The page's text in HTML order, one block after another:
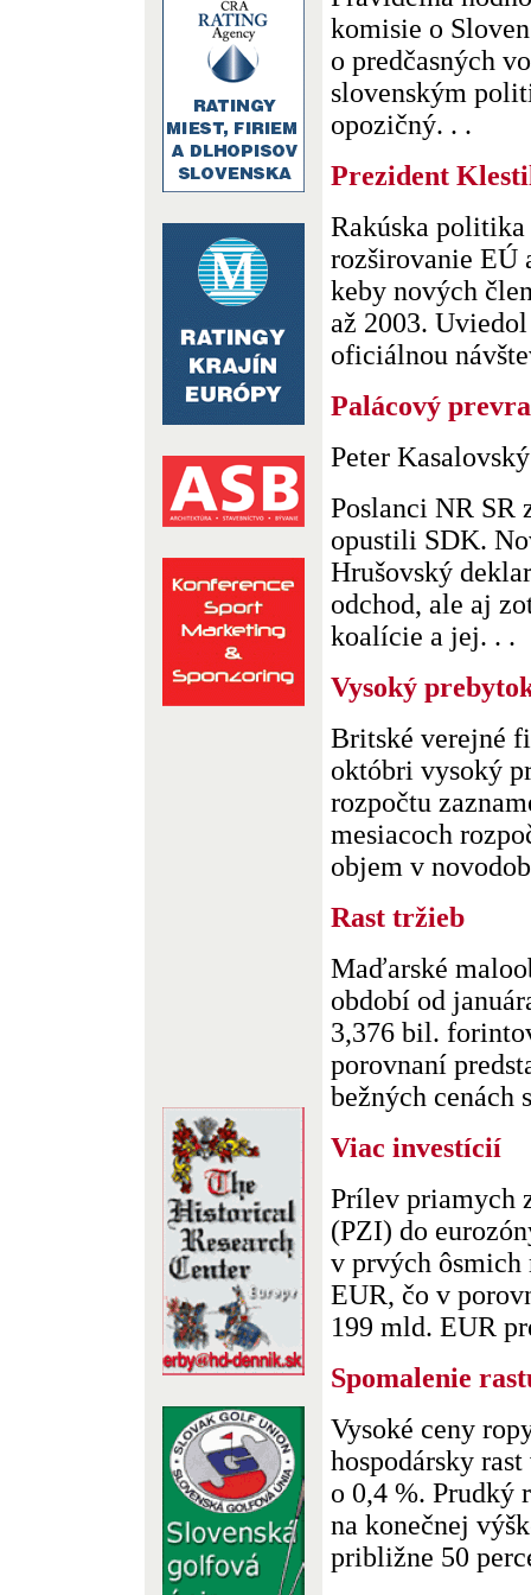
komisie o
o predčasných
slovenským
opozičný. . .
Prezident
Rakúska politika
rozširovanie EÚ
keby nových
až 2003.
oficiálnou
Palácový
Peter Kasalovský
Poslanci NR SR
opustili SDK.
Hrušovský
odchod, ale aj
koalície a jej. . .
Vysoký
Britské verejné
októbri vysoký
rozpočtu
mesiacoch
objem v
Rast tržieb
Maďarské
období od
3,376 bil.
porovnaní
bežných cenách
Viac investícií
Prílev priamych
(PZI) do
v prvých ôsmich
EUR, čo v
199 mld. EUR
Spomalenie
Vysoké ceny
hospodársky
o 0,4 %. Prudký
na konečnej
približne 50